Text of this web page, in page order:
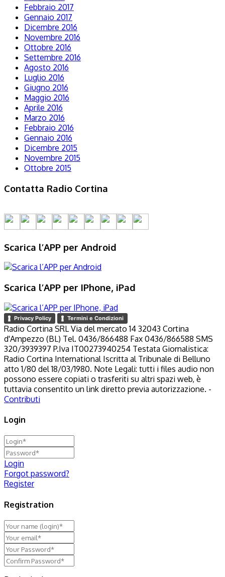
Febbraio 2017
Gennaio 2017
Dicembre 2016
Novembre 2016
Ottobre 2016
Settembre 2016
Agosto 2016
Luglio 2016
Giugno 2016
Maggio 2016
Aprile 2016
Marzo 2016
Febbraio 2016
Gennaio 2016
Dicembre 2015
Novembre 2015
Ottobre 2015
Contatta Radio Cortina
Scarica l’APP per Android
Scarica l’APP per IPhone, iPad
Privacy Policy Termini e Condizioni
Radio Cortina SRL Via del mercato 14 32043 Cortina
d'Ampezzo (BL) Tel. 0436/866488 Fax 0436/866588 SMS
320/3939397 P.Iva IT00273940254 Testata Giornalistica:
Radio Cortina International Iscritta al Tribunale di Belluno
atto 1/80 del 18/03/1980. Note Legali: tutti i files audio non
possono essere copiati o trasferiti su altri spazi web, è
tuttavia consentito un link diretto previa autorizzazione. -
Contributi
Login
Login
Forgot password?
Register
Registration